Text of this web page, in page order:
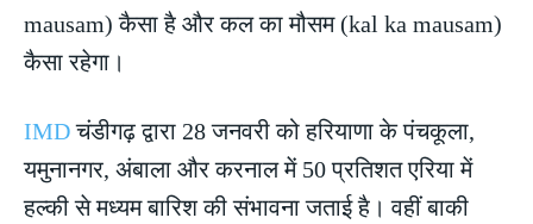
mausam) कैसा है और कल का मौसम (kal ka mausam)
कैसा रहेगा।
IMDचंडीगढ़ द्वारा 28 जनवरी को हरियाणा के पंचकूला,
यमुनानगर, अंबाला और करनाल में 50 प्रतिशत एरिया में
हल्की से मध्यम बारिश की संभावना जताई है। वहीं बाकी